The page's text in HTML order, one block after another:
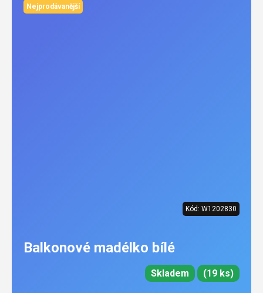
Nejprodávanější
Kód: W1202830
Balkonové madélko bílé
Skladem (19 ks)